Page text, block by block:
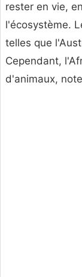
rester en vie,
l'écosystème.
telles que
Cependant,
d'animaux,